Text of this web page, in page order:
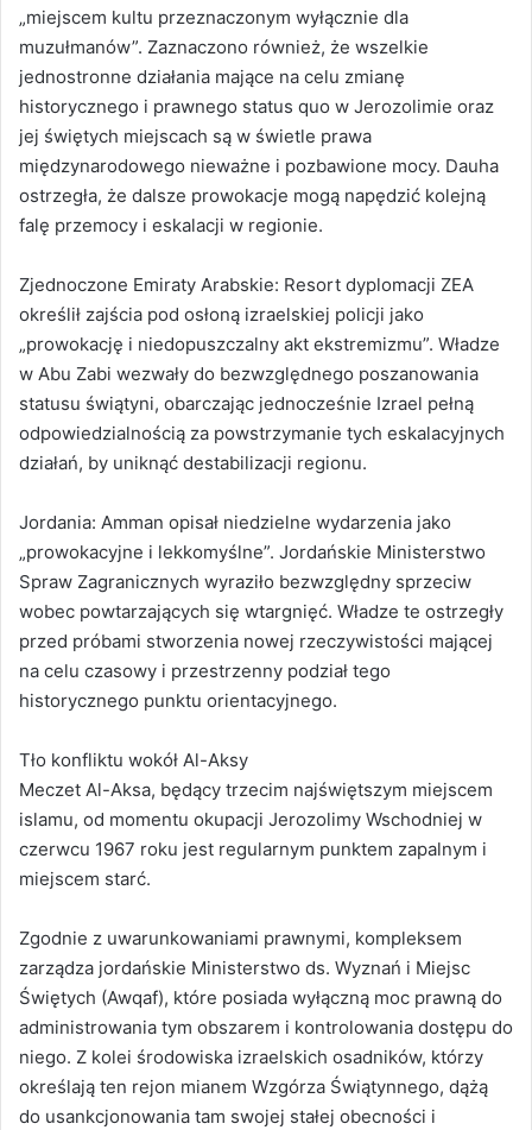
„miejscem kultu przeznaczonym wyłącznie dla
muzułmanów”. Zaznaczono również, że wszelkie
jednostronne działania mające na celu zmianę
historycznego i prawnego status quo w Jerozolimie oraz
jej świętych miejscach są w świetle prawa
międzynarodowego nieważne i pozbawione mocy. Dauha
ostrzegła, że dalsze prowokacje mogą napędzić kolejną
falę przemocy i eskalacji w regionie.
Zjednoczone Emiraty Arabskie: Resort dyplomacji ZEA
określił zajścia pod osłoną izraelskiej policji jako
„prowokację i niedopuszczalny akt ekstremizmu”. Władze
w Abu Zabi wezwały do bezwzględnego poszanowania
statusu świątyni, obarczając jednocześnie Izrael pełną
odpowiedzialnością za powstrzymanie tych eskalacyjnych
działań, by uniknąć destabilizacji regionu.
Jordania: Amman opisał niedzielne wydarzenia jako
„prowokacyjne i lekkomyślne”. Jordańskie Ministerstwo
Spraw Zagranicznych wyraziło bezwzględny sprzeciw
wobec powtarzających się wtargnięć. Władze te ostrzegły
przed próbami stworzenia nowej rzeczywistości mającej
na celu czasowy i przestrzenny podział tego
historycznego punktu orientacyjnego.
Tło konfliktu wokół Al-Aksy
Meczet Al-Aksa, będący trzecim najświętszym miejscem
islamu, od momentu okupacji Jerozolimy Wschodniej w
czerwcu 1967 roku jest regularnym punktem zapalnym i
miejscem starć.
Zgodnie z uwarunkowaniami prawnymi, kompleksem
zarządza jordańskie Ministerstwo ds. Wyznań i Miejsc
Świętych (Awqaf), które posiada wyłączną moc prawną do
administrowania tym obszarem i kontrolowania dostępu do
niego. Z kolei środowiska izraelskich osadników, którzy
określają ten rejon mianem Wzgórza Świątynnego, dążą
do usankcjonowania tam swojej stałej obecności i